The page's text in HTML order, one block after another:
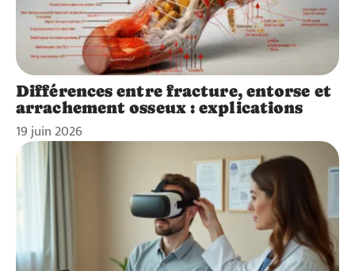
Différences entre fracture, entorse et
arrachement osseux : explications
19 juin 2026